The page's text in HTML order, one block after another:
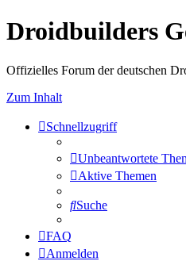
Droidbuilders
Offizielles Forum der deutschen
Zum Inhalt
Schnellzugriff
Unbeantwortete
Aktive Themen
Suche
FAQ
Anmelden